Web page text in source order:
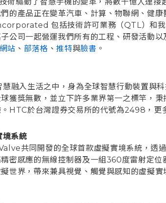
的產品正在變革汽車、計算、物聯網、健
包括技術許可業務（QTL）和
公司一起營運我們所有的工程、研發活動
網站 、 部落格 、推特與臉書 。
慧融入生活之中，身為全球智慧行動裝置
獲獎無數，並立下許多業界第一之標竿，
HTC於台灣證券交易所的代號為2498，更
境系統
共同開發的全球首款虛擬實境系統，透
密感應的無線控制器及一組360度雷射定
世界，帶來兼具視覺、觸覺與感知的虛擬